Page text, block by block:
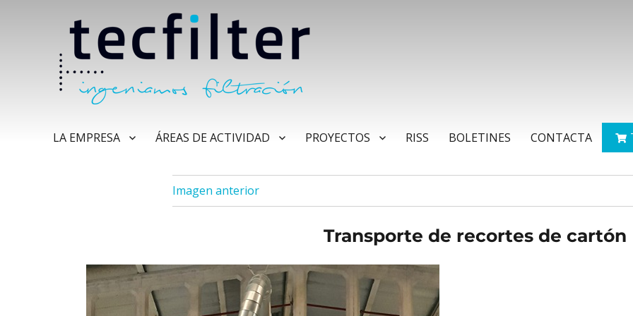
LA EMPRESA ÁREAS DE ACTIVIDAD PROYECTOS RISS BOLETINES CONTACTA
Imagen anterior
Transporte de recortes de cartón